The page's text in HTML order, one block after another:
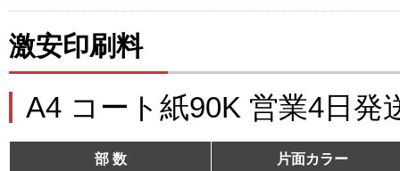
激安印刷料
A4 コート紙90K 営業4日発
部 数 片面カラー